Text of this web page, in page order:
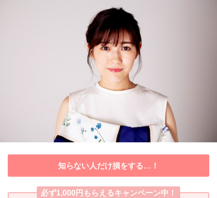
知らない人だけ損をする…！
必ず1,000円もらえるキャンペーン中！